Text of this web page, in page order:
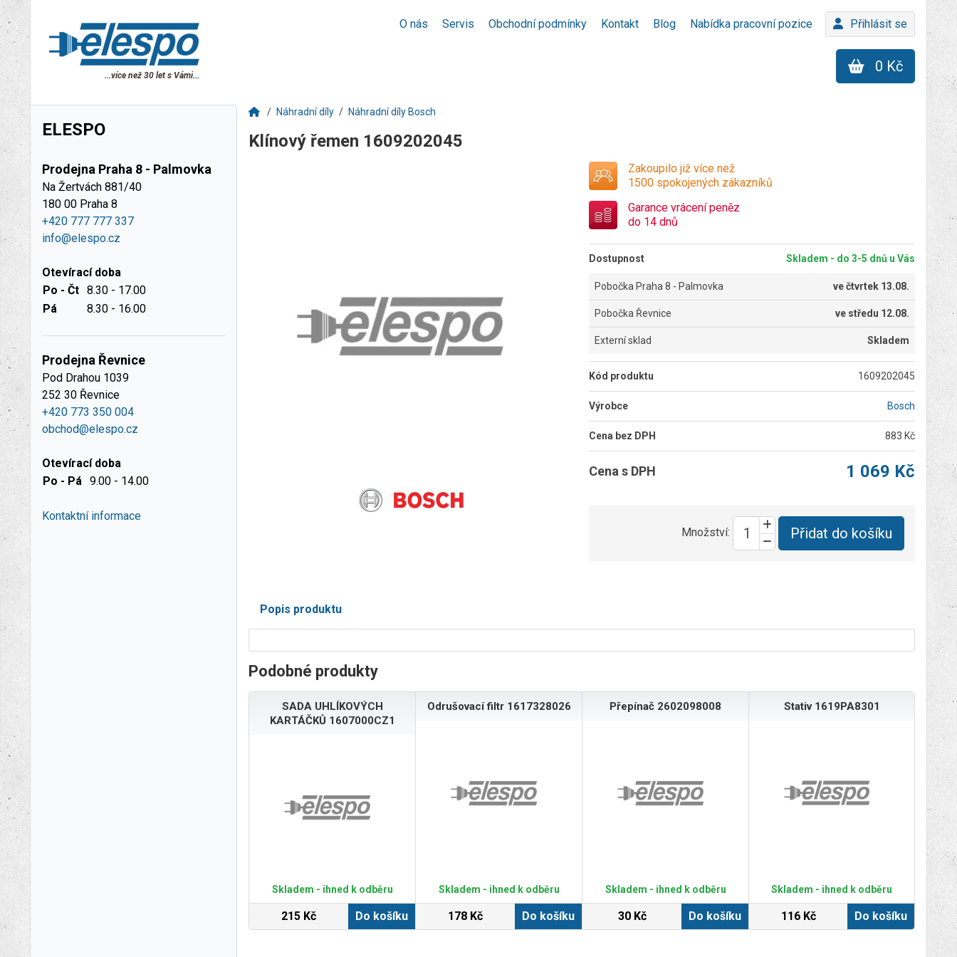
O nás Servis Obchodní podmínky Kontakt Blog Nabídka pracovní pozice Přihlásit se
...více než 30 let s Vámi...
0 Kč
ELESPO
Prodejna Praha 8 - Palmovka
Na Žertvách 881/40
180 00 Praha 8
+420 777 777 337
info@elespo.cz
Otevírací doba
Po - Čt 8.30 - 17.00
Pá
8.30 - 16.00
Prodejna Řevnice
Pod Drahou 1039
252 30 Řevnice
+420 773 350 004
obchod@elespo.cz
Otevírací doba
Po - Pá 9.00 - 14.00
Kontaktní informace
Náhradní díly Náhradní díly Bosch
Klínový řemen 1609202045
Zakoupilo již více než
1500 spokojených zákazníků
Garance vrácení peněz
do 14 dnů
Dostupnost Skladem - do 3-5 dnů u Vás
Pobočka Praha 8 - Palmovka večtvrtek 13.08.
Pobočka Řevnice ve středu 12.08.
Externí sklad Skladem
Kód produktu 1609202045
Výrobce Bosch
Cena bez DPH 883 Kč
Cena s DPH 1 069 Kč
Množství: Přidat do košíku
Popis produktu
Podobné produkty
SADA UHLÍKOVÝCH
KARTÁČKŮ 1607000CZ1
Skladem - ihned k odběru
215 Kč Do košíku
Odrušovací filtr 1617328026
Skladem - ihned k odběru
178 Kč Do košíku
Přepínač 2602098008
Skladem - ihned k odběru
30 Kč Do košíku
Stativ 1619PA8301
Skladem - ihned k odběru
116 Kč Do košíku